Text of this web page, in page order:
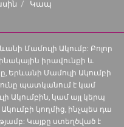
Կապ
Մամուլի Ակումբ: Բոլոր
իրավունքի և
Երևանի Մամուլի Ակումբի
պատկանում է կամ
Ակումբին, կամ այլ կերպ
կողմից, ինչպես դա
Կայքը ստեղծված է